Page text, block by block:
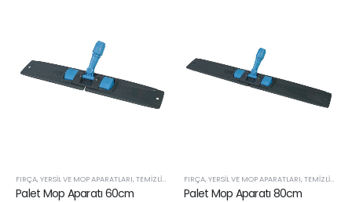
FIRÇA, YERSIL VE MOP APARATLARI,TEMIZLIK APARATLARI VE SARF ÜRÜNLERI
Palet Mop Aparatı 60cm
FIRÇA, YERSIL VE MOP APARATLARI,TEMIZLIK APARATLARI VE SARF ÜRÜNLERI
Palet Mop Aparatı 80cm